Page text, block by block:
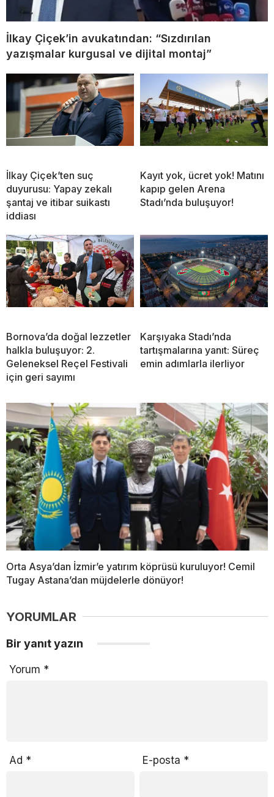
İlkay Çiçek’in avukatından: “Sızdırılan
yazışmalar kurgusal ve dijital montaj”
İlkay Çiçek’ten suç
duyurusu: Yapay zekalı
şantaj ve itibar suikastı
iddiası
Kayıt yok, ücret yok! Matını
kapıp gelen Arena
Stadı’nda buluşuyor!
Bornova’da doğal lezzetler
halkla buluşuyor: 2.
Geleneksel Reçel Festivali
için geri sayımı
Karşıyaka Stadı’nda
tartışmalarına yanıt: Süreç
emin adımlarla ilerliyor
Orta Asya’dan İzmir’e yatırım köprüsü kuruluyor! Cemil
Tugay Astana’dan müjdelerle dönüyor!
YORUMLAR
Bir yanıt yazın
Yorum *
Ad * E-posta *